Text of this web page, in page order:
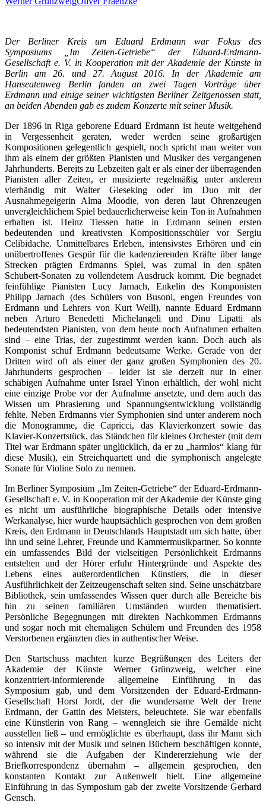
Der Berliner Kreis um Eduard Erdmann war Fokus des
Symposiums „Im Zeiten-Getriebe“ der Eduard-Erdmann-
Gesellschaft e. V. in Kooperation mit der Akademie der Künste in
Berlin am 26. und 27. August 2016. In der Akademie am
Hanseatenweg Berlin fanden an zwei Tagen Vorträge über
Erdmann und einige seiner wichtigsten Berliner Zeitgenossen statt,
an beiden Abenden gab es zudem Konzerte mit seiner Musik.
Der 1896 in Riga geborene Eduard Erdmann ist heute weitgehend
in Vergessenheit geraten, weder werden seine großartigen
Kompositionen gelegentlich gespielt, noch spricht man weiter von
ihm als einem der größten Pianisten und Musiker des vergangenen
Jahrhunderts. Bereits zu Lebzeiten galt er als einer der überragenden
Pianisten aller Zeiten, er musizierte regelmäßig unter anderem
vierhändig mit Walter Gieseking oder im Duo mit der
Ausnahmegeigerin Alma Moodie, von deren laut Ohrenzeugen
unvergleichlichem Spiel bedauerlicherweise kein Ton in Aufnahmen
erhalten ist. Heinz Tiessen hatte in Erdmann seinen ersten
bedeutenden und kreativsten Kompositionsschüler vor Sergiu
Celibidache. Unmittelbares Erleben, intensivstes Erhören und ein
unübertroffenes Gespür für die kadenzierenden Kräfte über lange
Strecken prägten Erdmanns Spiel, was zumal in den späten
Schubert-Sonaten zu vollendetem Ausdruck kommt. Die begnadet
feinfühlige Pianisten Lucy Jarnach, Enkelin des Komponisten
Philipp Jarnach (des Schülers von Busoni, engen Freundes von
Erdmann und Lehrers von Kurt Weill), nannte Eduard Erdmann
neben Arturo Benedetti Michelangeli und Dinu Lipatti als
bedeutendsten Pianisten, von dem heute noch Aufnahmen erhalten
sind – eine Trias, der zugestimmt werden kann. Doch auch als
Komponist schuf Erdmann bedeutsame Werke. Gerade von der
Dritten wird oft als einer der ganz großen Symphonien des 20.
Jahrhunderts gesprochen – leider ist sie derzeit nur in einer
schäbigen Aufnahme unter Israel Yinon erhältlich, der wohl nicht
eine einzige Probe vor der Aufnahme ansetzte, und dem auch das
Wissen um Phrasierung und Spannungsentwicklung vollständig
fehlte. Neben Erdmanns vier Symphonien sind unter anderem noch
die Monogramme, die Capricci, das Klavierkonzert sowie das
Klavier-Konzertstück, das Ständchen für kleines Orchester (mit dem
Titel war Erdmann später unglücklich, da er zu „harmlos“ klang für
diese Musik), ein Streichquartett und die symphonisch angelegte
Sonate für Violine Solo zu nennen.
Im Berliner Symposium „Im Zeiten-Getriebe“ der Eduard-Erdmann-
Gesellschaft e. V. in Kooperation mit der Akademie der Künste ging
es nicht um ausführliche biographische Details oder intensive
Werkanalyse, hier wurde hauptsächlich gesprochen von dem großen
Kreis, den Erdmann in Deutschlands Hauptstadt um sich hatte, über
ihn und seine Lehrer, Freunde und Kammermusikpartner. So konnte
ein umfassendes Bild der vielseitigen Persönlichkeit Erdmanns
entstehen und der Hörer erfuhr Hintergründe und Aspekte des
Lebens eines außerordentlichen Künstlers, die in dieser
Ausführlichkeit der Zeitzeugenschaft selten sind. Seine unschätzbare
Bibliothek, sein umfassendes Wissen quer durch alle Bereiche bis
hin zu seinen familiären Umständen wurden thematisiert.
Persönliche Begegnungen mit direkten Nachkommen Erdmanns
und sogar noch mit ehemaligen Schülern und Freunden des 1958
Verstorbenen ergänzten dies in authentischer Weise.
Den Startschuss machten kurze Begrüßungen des Leiters der
Akademie der Künste Werner Grünzweig, welcher eine
konzentriert-informierende allgemeine Einführung in das
Symposium gab, und dem Vorsitzenden der Eduard-Erdmann-
Gesellschaft Horst Jordt, der die wundersame Welt der Irene
Erdmann, der Gattin des Meisters, beleuchtete. Sie war ebenfalls
eine Künstlerin von Rang – wenngleich sie ihre Gemälde nicht
ausstellen ließ – und ermöglichte es überhaupt, dass ihr Mann sich
so intensiv mit der Musik und seinen Büchern beschäftigen konnte,
während sie die Aufgaben der Kindererziehung wie der
Briefkorrespondenz übernahm – allgemein gesprochen, den
konstanten Kontakt zur Außenwelt hielt. Eine allgemeine
Einführung in das Symposium gab der zweite Vorsitzende Gerhard
Gensch.